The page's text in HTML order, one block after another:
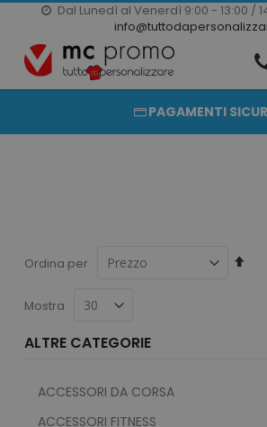
Dal Lunedì al Venerdì 9:00 - 13:00 /
Salta
al
contenuto
20000
PRODOTTI COMPLETAMENTE
PAGAMENTI
Ordina per
Mostra
ALTRE CATEGORIE
ACCESSORI DA CORSA
ACCESSORI FITNESS